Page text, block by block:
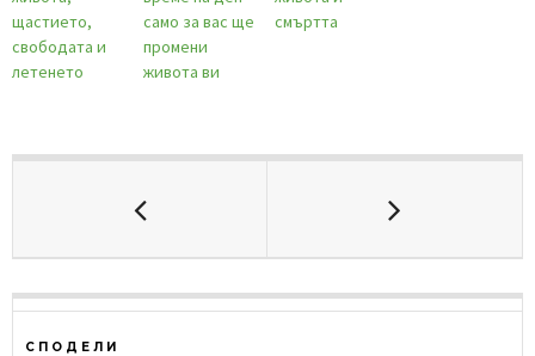
щастието,
свободата и
летенето
само за вас ще
промени
живота ви
смъртта
СПОДЕЛИ